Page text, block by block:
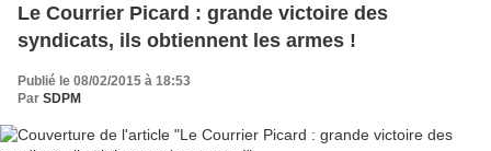
Le Courrier Picard : grande victoire des
syndicats, ils obtiennent les armes !
Publié le 08/02/2015 à 18:53
Par SDPM